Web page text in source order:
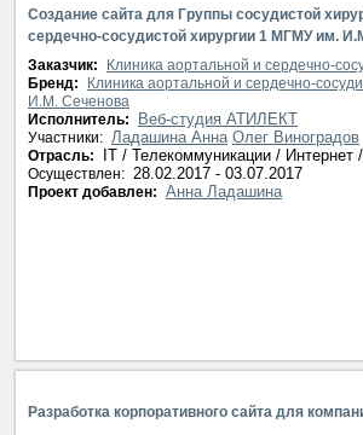
Создание сайта для Группы сосудистой
сердечно-сосудистой хирургии 1 МГМУ им.
Заказчик:
Клиника аортальной и сердечно-
Бренд:
Клиника аортальной и сердечно-
И.М. Сеченова
Исполнитель:
Веб-студия АТИЛЕКТ
Участники: Ладашина Анна Олег Виноградов
Отрасль: IT / Телекоммуникации /
Осуществлен: 28.02.2017 - 03.07.2017
Проект добавлен: Анна Ладашина
Разработка корпоративного сайта для